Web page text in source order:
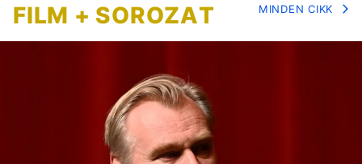
FILM + SOROZAT MINDEN CIKK